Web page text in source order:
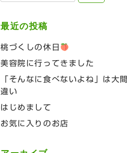
最近の投稿
桃づくしの休日
美容院に行ってきました
「そんなに食べないよね」は大間
違い
はじめまして
お気に入りのお店